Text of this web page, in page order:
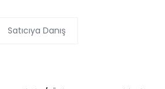
Satıcıya Danış